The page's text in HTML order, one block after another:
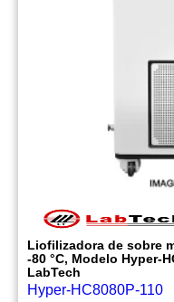
Liofilizadora de sobre
-80 °C, Modelo Hyper-
LabTech
Hyper-HC8080P-110